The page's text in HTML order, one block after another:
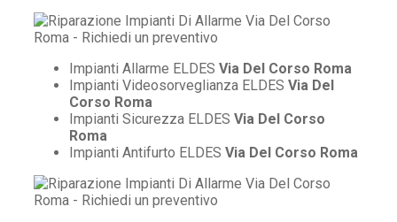
Impianti Allarme ELDES Via Del Corso Roma
Impianti Videosorveglianza ELDES Via Del
Corso Roma
Impianti Sicurezza ELDES Via Del Corso
Roma
Impianti Antifurto ELDES Via Del Corso Roma